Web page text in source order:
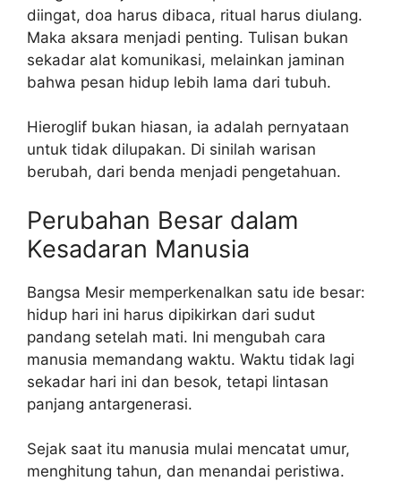
diingat, doa harus dibaca, ritual harus diulang.
Maka aksara menjadi penting. Tulisan bukan
sekadar alat komunikasi, melainkan jaminan
bahwa pesan hidup lebih lama dari tubuh.
Hieroglif bukan hiasan, ia adalah pernyataan
untuk tidak dilupakan. Di sinilah warisan
berubah, dari benda menjadi pengetahuan.
Perubahan Besar dalam
Kesadaran Manusia
Bangsa Mesir memperkenalkan satu ide besar:
hidup hari ini harus dipikirkan dari sudut
pandang setelah mati. Ini mengubah cara
manusia memandang waktu. Waktu tidak lagi
sekadar hari ini dan besok, tetapi lintasan
panjang antargenerasi.
Sejak saat itu manusia mulai mencatat umur,
menghitung tahun, dan menandai peristiwa.